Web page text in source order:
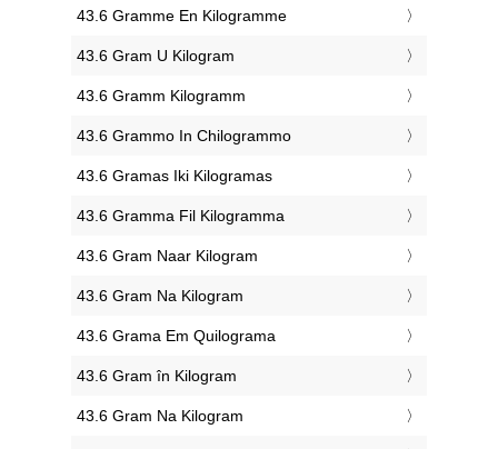
‎43.6 Gramme En Kilogramme
‎43.6 Gram U Kilogram
‎43.6 Gramm Kilogramm
‎43.6 Grammo In Chilogrammo
‎43.6 Gramas Iki Kilogramas
‎43.6 Gramma Fil Kilogramma
‎43.6 Gram Naar Kilogram
‎43.6 Gram Na Kilogram
‎43.6 Grama Em Quilograma
‎43.6 Gram în Kilogram
‎43.6 Gram Na Kilogram